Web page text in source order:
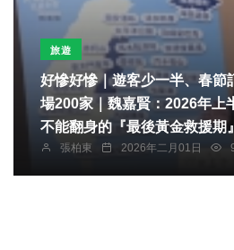
旅遊
好慘好慘｜遊客少一半、春節
場200家｜魏嘉賢：2026年上
不能翻身的『最後黃金救援期
張柏東 2026年二月01日